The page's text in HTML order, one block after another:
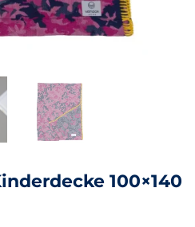
100×140